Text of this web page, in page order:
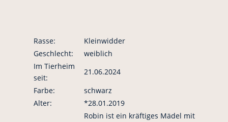
Rasse:
Kleinwidder
Geschlecht:
weiblich
Im Tierheim
seit:
21.06.2024
Farbe:
schwarz
Alter:
*28.01.2019
Robin ist ein kräftiges Mädel mit